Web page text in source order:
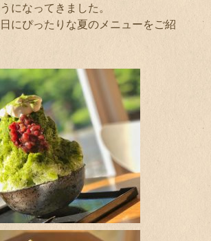
になってきました。
にぴったりな夏のメニューをご紹